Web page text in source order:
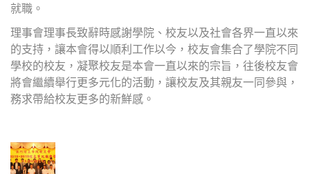
i
o
n
就職。
理事會理事長致辭時感謝學院、校友以及社會各界一直以來
的支持，讓本會得以順利工作以今，校友會集合了學院不同
學校的校友，凝聚校友是本會一直以來的宗旨，往後校友會
將會繼續舉行更多元化的活動，讓校友及其親友一同參與，
務求帶給校友更多的新鮮感。